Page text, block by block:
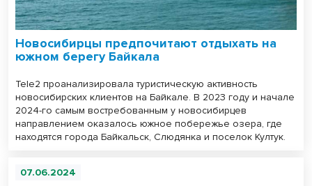
Новосибирцы предпочитают отдыхать на
южном берегу Байкала
Tele2 проанализировала туристическую активность
новосибирских клиентов на Байкале. В 2023 году и начале
2024-го самым востребованным у новосибирцев
направлением оказалось южное побережье озера, где
находятся города Байкальск, Слюдянка и поселок Култук.
07.06.2024